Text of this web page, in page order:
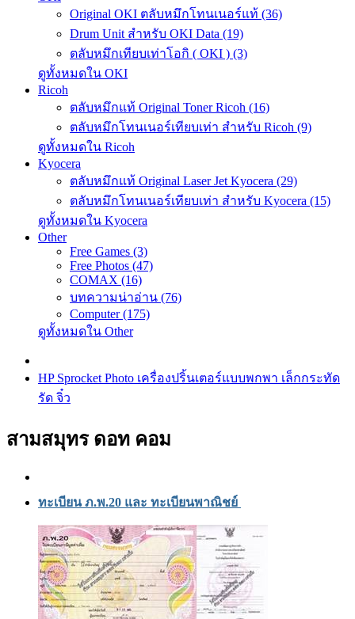
Original OKI ตลับหมึกโทนเนอร์แท้ (36)
Drum Unit สำหรับ OKI Data (19)
ตลับหมึกเทียบเท่าโอกิ ( OKI ) (3)
ดูทั้งหมดใน OKI
Ricoh
ตลับหมึกแท้ Original Toner Ricoh (16)
ตลับหมึกโทนเนอร์เทียบเท่า สำหรับ Ricoh (9)
ดูทั้งหมดใน Ricoh
Kyocera
ตลับหมึกแท้ Original Laser Jet Kyocera (29)
ตลับหมึกโทนเนอร์เทียบเท่า สำหรับ Kyocera (15)
ดูทั้งหมดใน Kyocera
Other
Free Games (3)
Free Photos (47)
COMAX (16)
บทความน่าอ่าน (76)
Computer (175)
ดูทั้งหมดใน Other
HP Sprocket Photo เครื่องปริ้นเตอร์แบบพกพา เล็กกระทัด
รัด จิ๋ว
สามสมุทร ดอท คอม
ทะเบียน ภ.พ.20 และ ทะเบียนพาณิชย์